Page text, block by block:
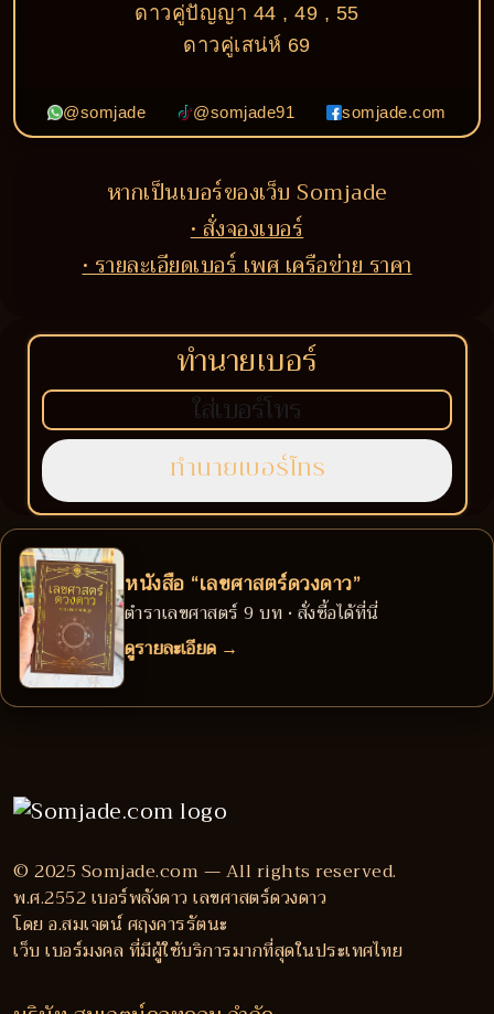
ดาวคู่ปัญญา 44 , 49 , 55
ดาวคู่เสน่ห์ 69
@somjade @somjade91 somjade.com
หากเป็นเบอร์ของเว็บ Somjade
• สั่งจองเบอร์
• รายละเอียดเบอร์ เพศ เครือข่าย ราคา
ทำนายเบอร์
หนังสือ “เลขศาสตร์ดวงดาว”
ตำราเลขศาสตร์ 9 บท • สั่งซื้อได้ที่นี่
ดูรายละเอียด →
© 2025 Somjade.com — All rights reserved.
พ.ศ.2552 เบอร์พลังดาว เลขศาสตร์ดวงดาว
โดย อ.สมเจตน์ ศฤงคารรัตนะ
เว็บ เบอร์มงคล ที่มีผู้ใช้บริการมากที่สุดในประเทศไทย